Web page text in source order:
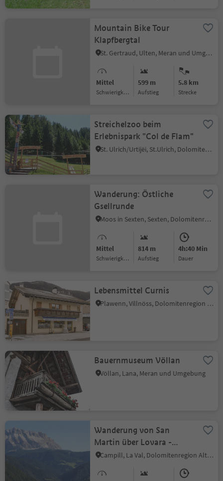
Mountain Bike Tour
Klapfbergtal
St. Gertraud, Ulten, Meran und Umgebung
Mittel
Schwierigkeitsgrad
599 m
Aufstieg
5.8 km
Strecke
Streichelzoo beim
Erlebnispark "Col de Flam"
St. Ulrich/Urtijëi, St.Ulrich, Dolomitenregion Gröden
Wanderung: Östliche
Gsellrunde
Moos in Sexten, Sexten, Dolomitenregion 3 Zinnen
Mittel
Schwierigkeitsgrad
814 m
Aufstieg
4h:40 Min
Dauer
Lebensmittel Curnis
Plawenn, Villnöss, Dolomitenregion Lüsen Villnöss
Bauernmuseum Völlan
Völlan, Lana, Meran und Umgebung
Wanderung von San
Martin über Lovara -
Costa bis La Val/Wengen
Campill, La Val, Dolomitenregion Alta Badia